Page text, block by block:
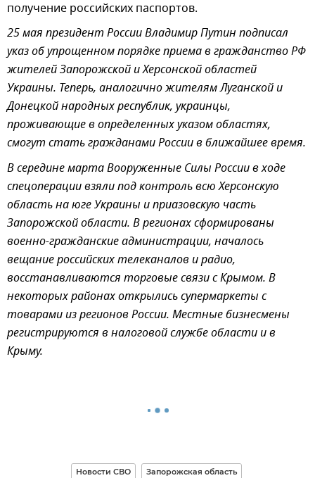
получение российских паспортов.
25 мая президент России Владимир Путин подписал
указ об упрощенном порядке приема в гражданство РФ
жителей Запорожской и Херсонской областей
Украины. Теперь, аналогично жителям Луганской и
Донецкой народных республик, украинцы,
проживающие в определенных указом областях,
смогут стать гражданами России в ближайшее время.
В середине марта Вооруженные Силы России в ходе
спецоперации взяли под контроль всю Херсонскую
область на юге Украины и приазовскую часть
Запорожской области. В регионах сформированы
военно-гражданские администрации, началось
вещание российских телеканалов и радио,
восстанавливаются торговые связи с Крымом. В
некоторых районах открылись супермаркеты с
товарами из регионов России. Местные бизнесмены
регистрируются в налоговой службе области и в
Крыму.
Новости СВО Запорожская область